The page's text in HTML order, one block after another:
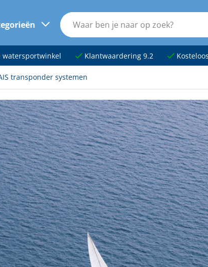
watersportwinkel Klantwaardering 9.2
transponder systemen